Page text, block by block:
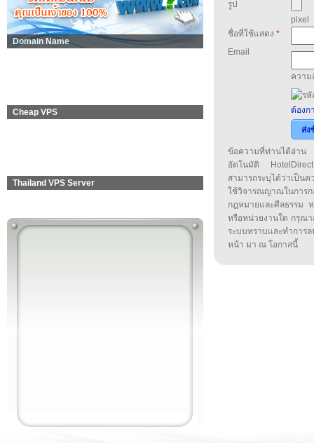
Domain Name
Cheap VPS
Thailand VPS Server
รูป
pixel
ชื่อที่ใช้แสดง *
Email
ความ
ต้องก
ส่ง
ข้อความที่ท่านได้อ่าน
อัตโนมัติ
สามารถระบุได้ว่าเป็น
ใช้วิจารณญาณในกา
กฎหมายและศีลธรรม
หรือหน่วยงานใด กรุณา
ระบบทราบและทำกา
หน้า มา ณ โอกาสนี้